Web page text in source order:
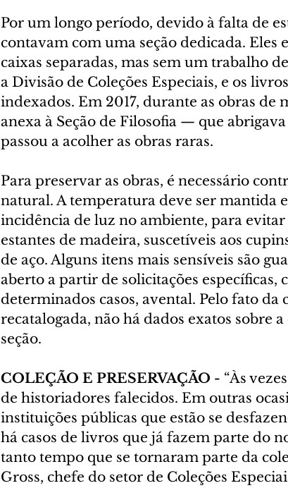
Por um longo período, devido à falta de
contavam com uma seção dedicada. Eles
caixas separadas, mas sem um trabalho
a Divisão de Coleções Especiais, e os
indexados. Em 2017, durante as obras de
anexa à Seção de Filosofia — que
passou a acolher as obras raras.
Para preservar as obras, é necessário
natural. A temperatura deve ser mantida
incidência de luz no ambiente, para
estantes de madeira, suscetíveis aos
de aço. Alguns itens mais sensíveis são
aberto a partir de solicitações específicas,
determinados casos, avental. Pelo fato da
recatalogada, não há dados exatos sobre
seção.
COLEÇÃO E PRESERVAÇÃO - “Às
de historiadores falecidos. Em outras
instituições públicas que estão se
há casos de livros que já fazem parte do
tanto tempo que se tornaram parte da
Gross, chefe do setor de Coleções